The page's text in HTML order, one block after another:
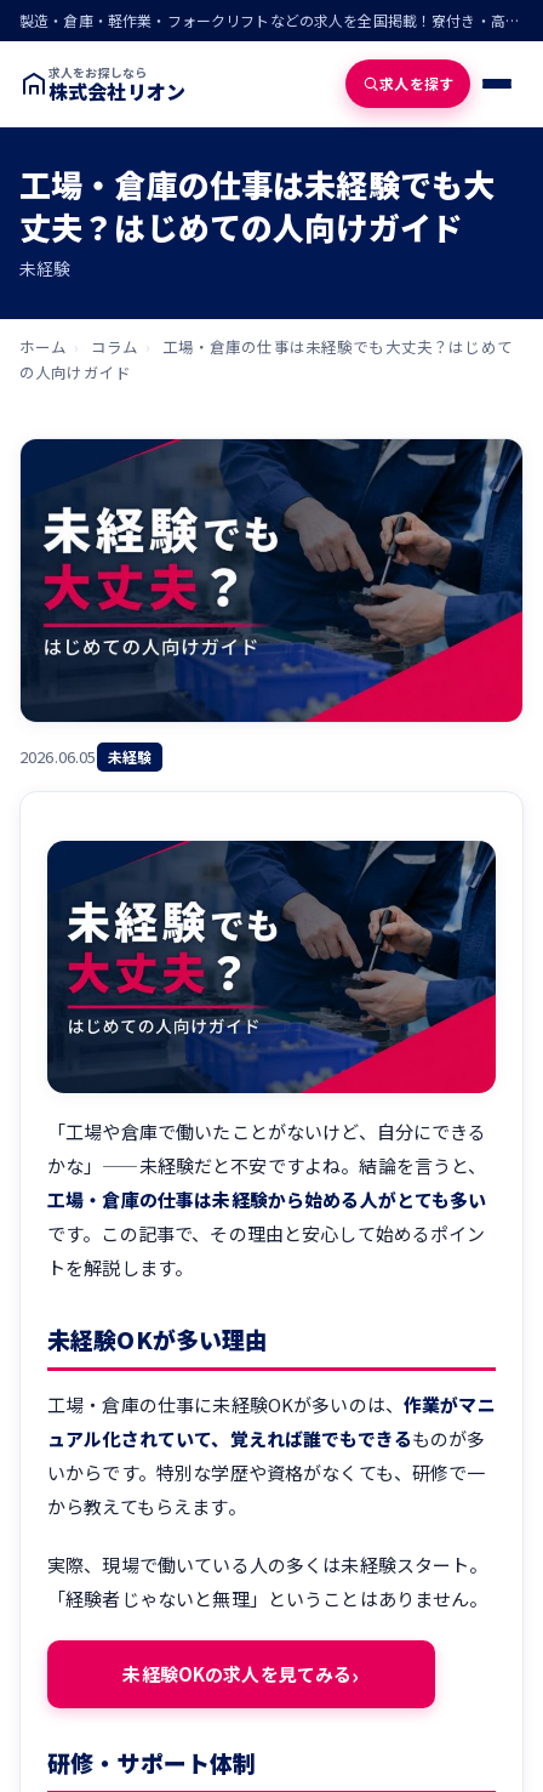
製造・倉庫・軽作業・フォークリフトなどの求人を全国掲載！寮付き・高収入・即入寮の仕事が見つかる
求人をお探しなら
株式会社リオン 求人を探す
工場・倉庫の仕事は未経験でも大
丈夫？はじめての人向けガイド
未経験
ホーム › コラム ›
工場・倉庫の仕事は未経験でも大丈夫？はじめて
の人向けガイド
2026.06.05 未経験
「工場や倉庫で働いたことがないけど、自分にできる
かな」——未経験だと不安ですよね。結論を言うと、
工場・倉庫の仕事は未経験から始める人がとても多い
です。この記事で、その理由と安心して始めるポイン
トを解説します。
未経験OKが多い理由
工場・倉庫の仕事に未経験OKが多いのは、 作業がマニ
ュアル化されていて、覚えれば誰でもできるものが多
いからです。特別な学歴や資格がなくても、研修で一
から教えてもらえます。
実際、現場で働いている人の多くは未経験スタート。
「経験者じゃないと無理」ということはありません。
未経験OKの求人を見てみる
研修・サポート体制